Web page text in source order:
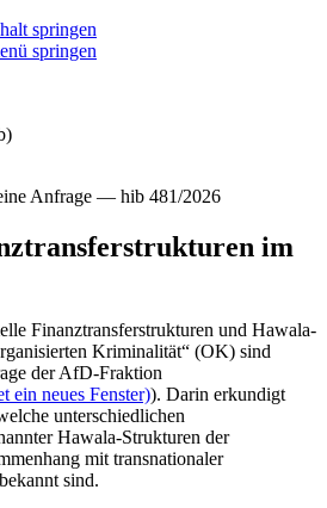
springen
springen
Anfrage — hib 481/2026
im
Finanztransferstrukturen und Hawala-
Kriminalität“ (OK) sind
der AfD-Fraktion
ein neues Fenster)). Darin erkundigt
unterschiedlichen
Hawala-Strukturen der
mit transnationaler
sind.